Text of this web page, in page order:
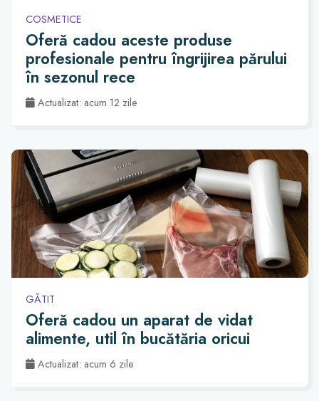
COSMETICE
Oferă cadou aceste produse
profesionale pentru îngrijirea părului
în sezonul rece
Actualizat: acum 12 zile
GĂTIT
Oferă cadou un aparat de vidat
alimente, util în bucătăria oricui
Actualizat: acum 6 zile